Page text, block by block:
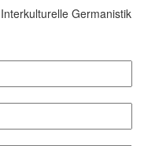
Germanistik